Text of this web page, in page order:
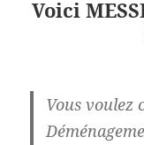
Voici
Vous